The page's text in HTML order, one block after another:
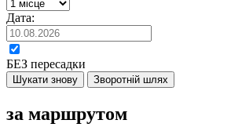
Дата:
БЕЗ пересадки
Шукати знову Зворотній шлях
за маршрутом